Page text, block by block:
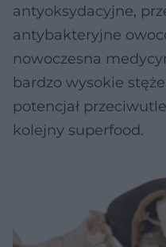
antyoksydacyjne,
antybakteryjne
nowoczesna
bardzo wysokie
potencjał
kolejny superfood.